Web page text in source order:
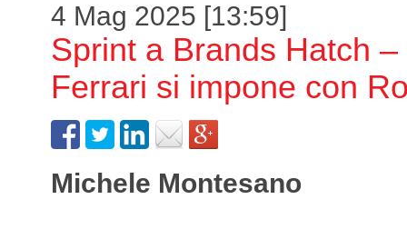
4 Mag 2025 [13:59]
Sprint a Brands Hatch
Ferrari si impone con
Michele Montesano